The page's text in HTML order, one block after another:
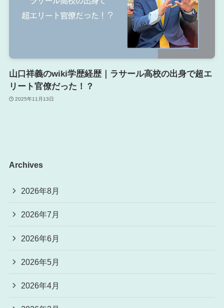
山口祥義のwiki学歴経歴｜ラサール高校の出身で超エ
リート官僚だった！？
2025年11月13日
Archives
2026年8月
2026年7月
2026年6月
2026年5月
2026年4月